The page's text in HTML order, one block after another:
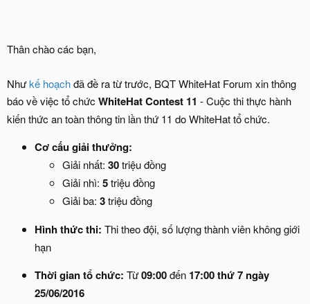
Thân chào các bạn,
Nhưkế hoạchđã đề ra từ trước, BQT WhiteHat Forum xin thông
báo về việc tổ chức WhiteHat Contest 11 - Cuộc thi thực hành
kiến thức an toàn thông tin lần thứ 11 do WhiteHat tổ chức.
Cơ cấu giải thưởng:
Giải nhất: 30triệu đồng
Giải nhì: 5triệu đồng
Giải ba: 3triệu đồng
Hình thức thi: Thi theo đội, số lượng thành viên không giới
hạn
Thời gian tổ chức: Từ09:00đến 17:00thứ 7 ngày
25/06/2016